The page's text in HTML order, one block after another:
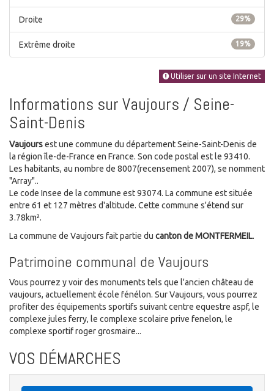
29%
Droite
19%
Extrême droite
Utiliser sur un site Internet
Informations sur Vaujours / Seine-
Saint-Denis
Vaujoursest une commune du département Seine-Saint-Denis de
la région île-de-France en France. Son code postal est le 93410.
Les habitants, au nombre de 8007(recensement 2007), se nomment
"Array"..
Le code Insee de la commune est 93074. La commune est située
entre 61 et 127 mètres d'altitude. Cette commune s'étend sur
3.78km².
La commune de Vaujours fait partie du canton de MONTFERMEIL.
Patrimoine communal de Vaujours
Vous pourrez y voir des monuments tels que l'ancien château de
vaujours, actuellement école fénélon. Sur Vaujours, vous pourrez
profiter des équipements sportifs suivant centre equestre aspf, le
complexe jules ferry, le complexe scolaire prive fenelon, le
complexe sportif roger grosmaire...
VOS DÉMARCHES